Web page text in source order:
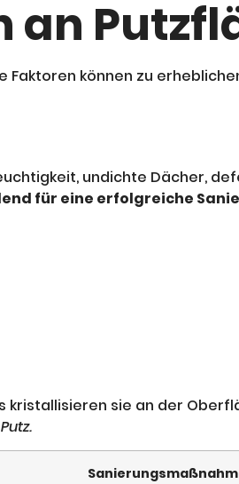
an
können zu
undichte Dächer,
für eine erfolgreiche
sie an der